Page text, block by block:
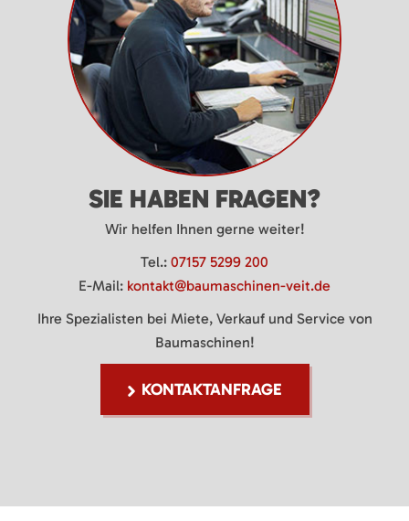
SIE HABEN FRAGEN?
Wir helfen Ihnen gerne weiter!
Tel.: 07157 5299 200
E-Mail: kontakt@baumaschinen-veit.de
Ihre Spezialisten bei Miete, Verkauf und Service von
Baumaschinen!
KONTAKTANFRAGE